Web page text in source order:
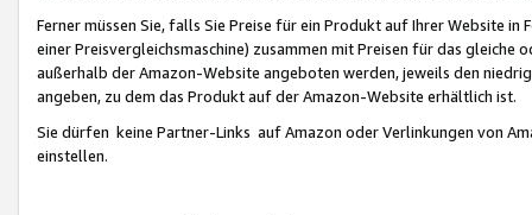
Ferner müssen Sie, falls Sie Preise für ein Produkt auf Ihrer Website
einer Preisvergleichsmaschine) zusammen mit Preisen für das
außerhalb der Amazon-Website angeboten werden, jeweils den
angeben, zu dem das Produkt auf der Amazon-Website erhältlich ist.
Sie dürfen keine Partner-Links auf Amazon oder Verlinkungen von
einstellen.